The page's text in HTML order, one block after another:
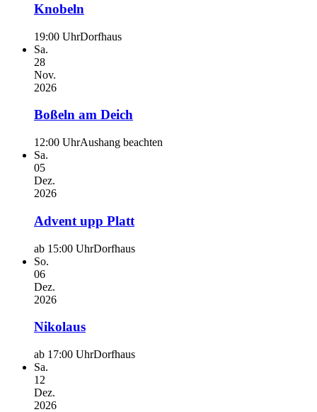
Knobeln
19:00 UhrDorfhaus
Sa.
28
Nov.
2026
Boßeln am Deich
12:00 UhrAushang beachten
Sa.
05
Dez.
2026
Advent upp Platt
ab 15:00 UhrDorfhaus
So.
06
Dez.
2026
Nikolaus
ab 17:00 UhrDorfhaus
Sa.
12
Dez.
2026